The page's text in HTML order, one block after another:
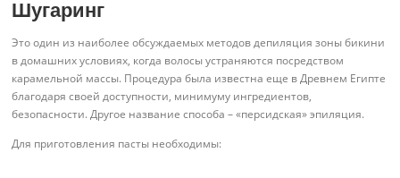
Шугаринг
Это один из наиболее обсуждаемых методов депиляция зоны бикини
в домашних условиях, когда волосы устраняются посредством
карамельной массы. Процедура была известна еще в Древнем Египте
благодаря своей доступности, минимуму ингредиентов,
безопасности. Другое название способа – «персидская» эпиляция.
Для приготовления пасты необходимы: